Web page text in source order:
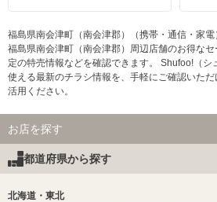
福島県南会津町（南会津郡）（携帯・通信・家電
福島県南会津町（南会津郡）周辺店舗のお得な
定の特売情報などを確認できます。 Shufoo!（シ
使える最新のチラシ情報を、手軽にご確認いた
活用ください。
お店を探す
都道府県から探す
北海道・東北